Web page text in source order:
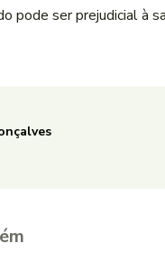
pode ser prejudicial à